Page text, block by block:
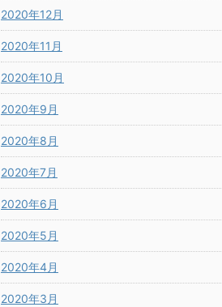
2020年12月
2020年11月
2020年10月
2020年9月
2020年8月
2020年7月
2020年6月
2020年5月
2020年4月
2020年3月